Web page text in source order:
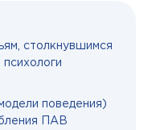
столкнувшимся
поведения)
ПАВ